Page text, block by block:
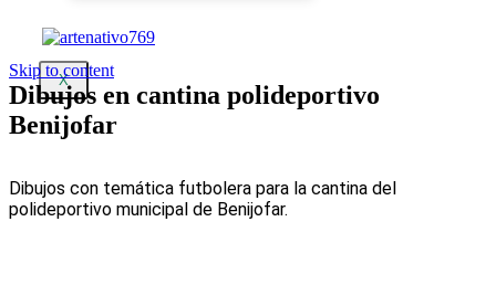
X
Skip to content
Dibujos en cantina polideportivo
Benijofar
4
enero,
Dibujos con temática futbolera para la cantina del
polideportivo municipal de Benijofar.